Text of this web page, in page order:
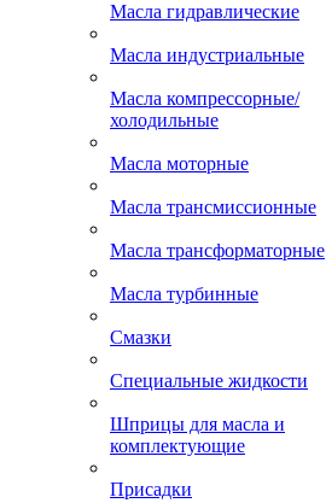
Масла гидравлические
Масла индустриальные
Масла компрессорные/
холодильные
Масла моторные
Масла трансмиссионные
Масла трансформаторные
Масла турбинные
Смазки
Специальные жидкости
Шприцы для масла и
комплектующие
Присадки